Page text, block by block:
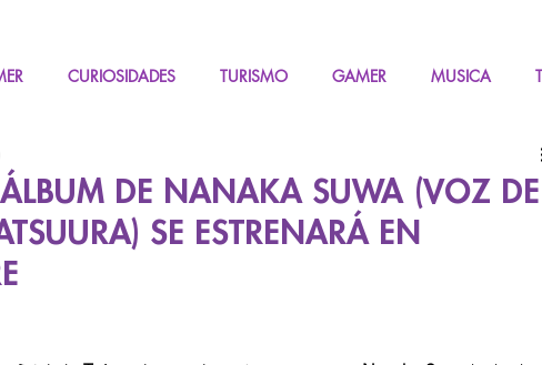
CURIOSIDADES TURISMO GAMER MUSICA
DE NANAKA SUWA (VOZ DE
SE ESTRENARÁ EN